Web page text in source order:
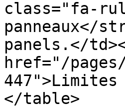
class="fa-
panneaux</
panels.</
href="/pages/
447">Limites
</table>